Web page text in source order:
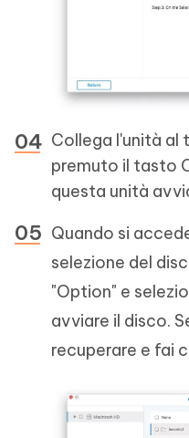
Collega l'unità
premuto il tasto
questa unità
Quando si
selezione del
"Option" e
avviare il disco.
recuperare e fai